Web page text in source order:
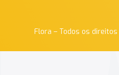
Flora – Todos os